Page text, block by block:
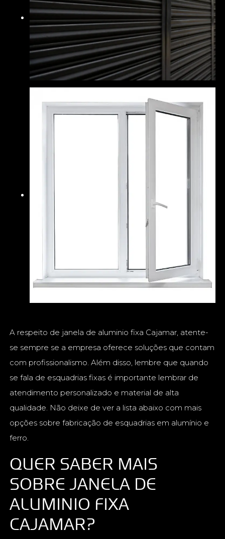
A respeito de janela de aluminio fixa Cajamar, atente-
se sempre se a empresa oferece soluções que contam
com profissionalismo. Além disso, lembre que quando
se fala de esquadrias fixas é importante lembrar de
atendimento personalizado e material de alta
qualidade. Não deixe de ver a lista abaixo com mais
opções sobre fabricação de esquadrias em alumínio e
ferro.
QUER SABER MAIS
SOBRE JANELA DE
ALUMINIO FIXA
CAJAMAR?